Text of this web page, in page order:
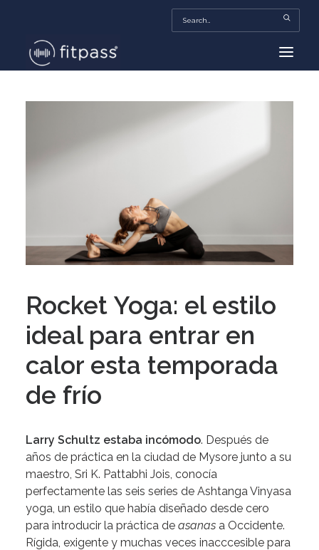
HOME
MORE…
Rocket Yoga: el estilo
ideal para entrar en
calor esta temporada
de frío
Larry Schultz estaba incómodo. Después de
años de práctica en la ciudad de Mysore junto a su
maestro, Sri K. Pattabhi Jois, conocía
perfectamente las seis series de Ashtanga Vinyasa
yoga, un estilo que había diseñado desde cero
para introducir la práctica de asanas a Occidente.
Rígida, exigente y muchas veces inacccesible para